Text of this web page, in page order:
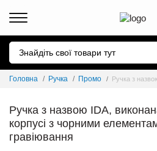
Головна Ручка Промо Ручка з
Ручка з назвою IDA,
корпусі з чорними
гравіювання